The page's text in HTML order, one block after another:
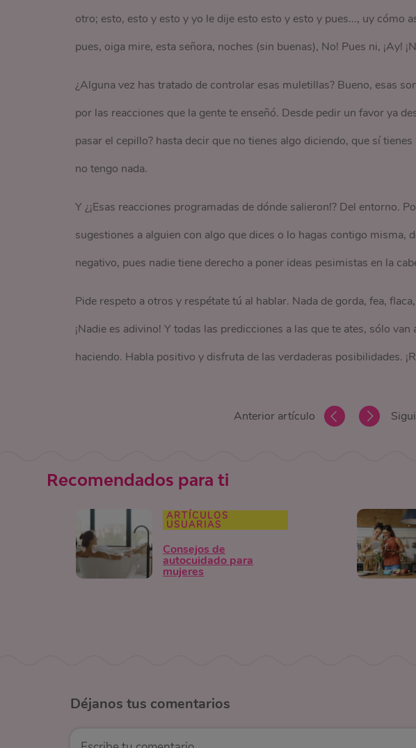
otro; esto, esto y esto y yo le dije esto esto y esto y pues..., uy cómo
pues, oiga mire, esta señora, noches (sin buenas), No! Pues ni, ¡Ay!
¿Alguna vez has tratado de controlar esas muletillas? Bueno, esas
por las reacciones que la gente te enseñó. Desde pedir un favor ya
pasar el cepillo? hasta decir que no tienes algo diciendo, que sí
no tengo nada.
Y ¿¡Esas reacciones programadas de dónde salieron!? Del entorno.
sugestiones a alguien con algo que dices o lo hagas contigo misma,
negativo, pues nadie tiene derecho a poner ideas pesimistas en la
Pide respeto a otros y respétate tú al hablar. Nada de gorda, fea,
¡Nadie es adivino! Y todas las predicciones a las que te ates, sólo
haciendo. Habla positivo y disfruta de las verdaderas posibilidades.
Anterior artículo
Recomendados para ti
ARTÍCULOS
USUARIAS
Consejos de
autocuidado para
mujeres
Déjanos tus comentarios